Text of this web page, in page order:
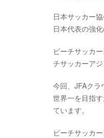
日本サッカー
日本代表の強
ビーチサッカ
チサッカーア
今回、JFAク
世界一を目指
ています。
ビーチサッカ